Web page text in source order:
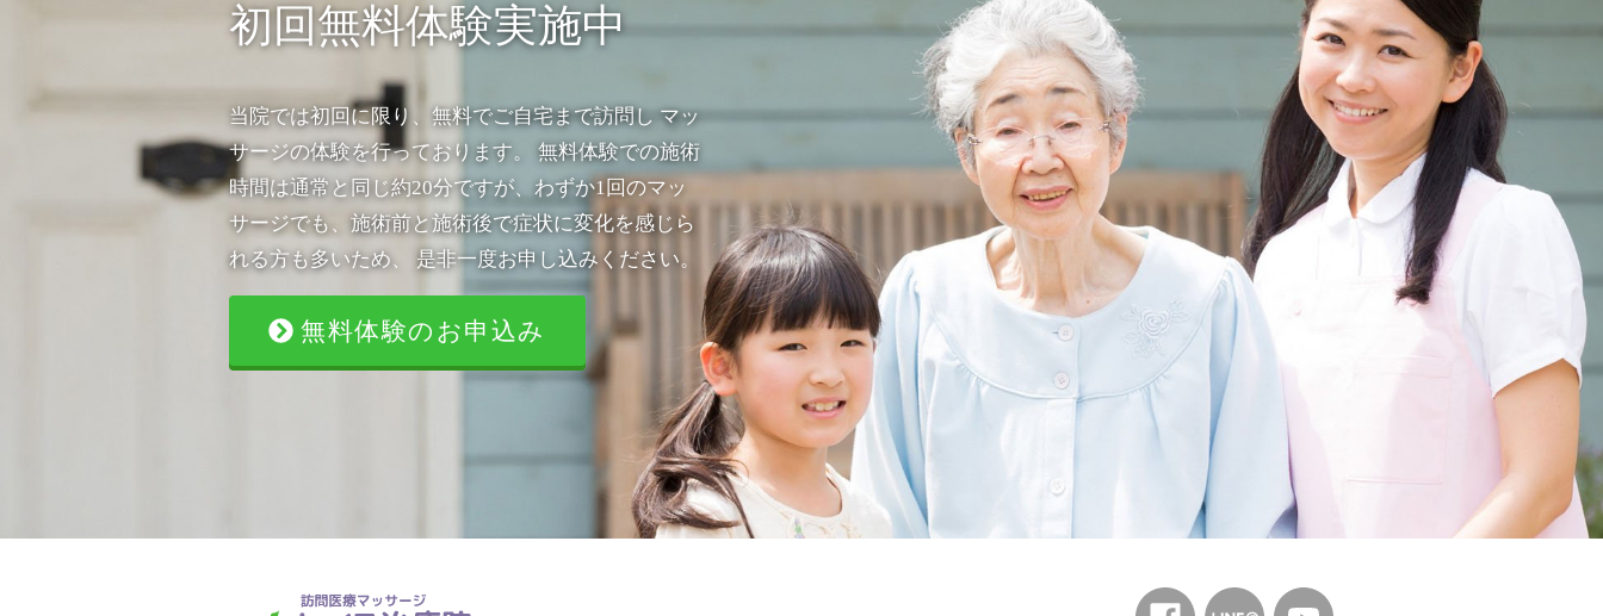
初回無料体験実施中
当院では初回に限り、無料でご自宅まで訪問し マッ
サージの体験を行っております。 無料体験での施術
時間は通常と同じ約20分ですが、わずか1回のマッ
サージでも、施術前と施術後で症状に変化を感じら
れる方も多いため、 是非一度お申し込みください。
無料体験のお申込み